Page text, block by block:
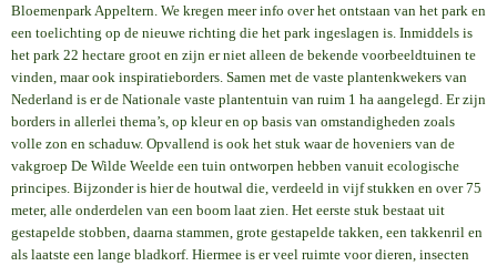
Bloemenpark Appeltern. We kregen meer info over het ontstaan van het park en
een toelichting op de nieuwe richting die het park ingeslagen is. Inmiddels is
het park 22 hectare groot en zijn er niet alleen de bekende voorbeeldtuinen te
vinden, maar ook inspiratieborders. Samen met de vaste plantenkwekers van
Nederland is er de Nationale vaste plantentuin van ruim 1 ha aangelegd. Er zijn
borders in allerlei thema’s, op kleur en op basis van omstandigheden zoals
volle zon en schaduw. Opvallend is ook het stuk waar de hoveniers van de
vakgroep De Wilde Weelde een tuin ontworpen hebben vanuit ecologische
principes. Bijzonder is hier de houtwal die, verdeeld in vijf stukken en over 75
meter, alle onderdelen van een boom laat zien. Het eerste stuk bestaat uit
gestapelde stobben, daarna stammen, grote gestapelde takken, een takkenril en
als laatste een lange bladkorf. Hiermee is er veel ruimte voor dieren, insecten